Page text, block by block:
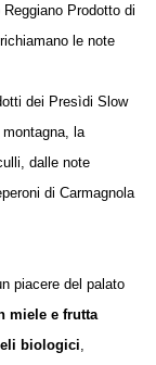
Prodotto di
le note
dei Presìdi Slow
la
dalle note
di Carmagnola
piacere del palato
miele e frutta
biologici